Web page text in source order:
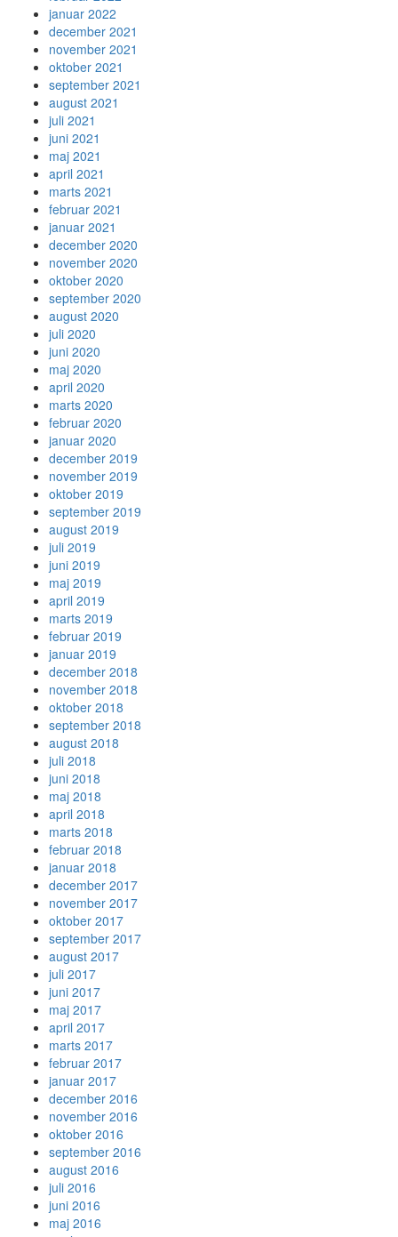
januar 2022
december 2021
november 2021
oktober 2021
september 2021
august 2021
juli 2021
juni 2021
maj 2021
april 2021
marts 2021
februar 2021
januar 2021
december 2020
november 2020
oktober 2020
september 2020
august 2020
juli 2020
juni 2020
maj 2020
april 2020
marts 2020
februar 2020
januar 2020
december 2019
november 2019
oktober 2019
september 2019
august 2019
juli 2019
juni 2019
maj 2019
april 2019
marts 2019
februar 2019
januar 2019
december 2018
november 2018
oktober 2018
september 2018
august 2018
juli 2018
juni 2018
maj 2018
april 2018
marts 2018
februar 2018
januar 2018
december 2017
november 2017
oktober 2017
september 2017
august 2017
juli 2017
juni 2017
maj 2017
april 2017
marts 2017
februar 2017
januar 2017
december 2016
november 2016
oktober 2016
september 2016
august 2016
juli 2016
juni 2016
maj 2016